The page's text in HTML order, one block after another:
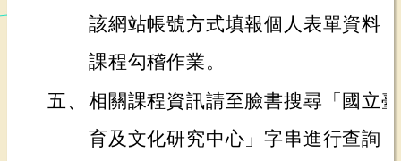
該網站帳號方式填報個人表單資料
課程勾稽作業。
五、 相關課程資訊請至臉書搜尋「國立
育及文化研究中心」字串進行查詢